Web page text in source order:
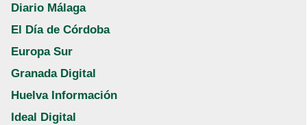
Diario Málaga
El Día de Córdoba
Europa Sur
Granada Digital
Huelva Información
Ideal Digital